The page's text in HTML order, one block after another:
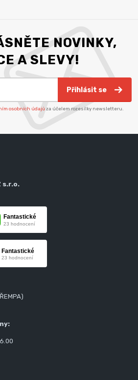
NOVINKY,
A SLEVY!
Přihlásit se
osobních údajů za účelem rozesílky newsletteru.
s.r.o.